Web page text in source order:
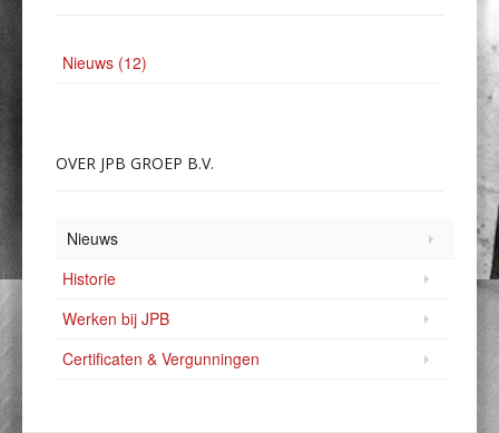
Nieuws (12)
OVER JPB GROEP B.V.
Nieuws
Historie
Werken bij JPB
Certificaten & Vergunningen